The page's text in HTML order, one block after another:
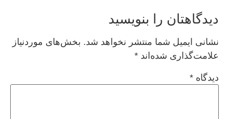
دیدگاهتان را بنویسید
نشانی ایمیل شما منتشر نخواهد شد. بخش‌های موردنیاز
علامت‌گذاری شده‌اند *
دیدگاه *